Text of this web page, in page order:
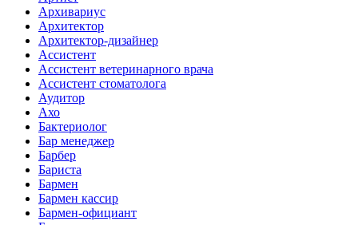
Архивариус
Архитектор
Архитектор-дизайнер
Ассистент
Ассистент ветеринарного врача
Ассистент стоматолога
Аудитор
Ахо
Бактериолог
Бар менеджер
Барбер
Бариста
Бармен
Бармен кассир
Бармен-официант